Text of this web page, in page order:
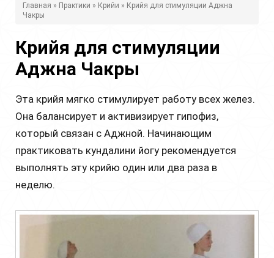
д
с
ь
Главная » Практики » Крийи » Крийя для стимуляции Аджна
Чакры
Крийя для стимуляции
Аджна Чакры
Эта крийя мягко стимулирует работу всех желез.
Она балансирует и активизирует гипофиз,
который связан с Аджной. Начинающим
практиковать кундалини йогу рекомендуется
выполнять эту крийю один или два раза в
неделю.